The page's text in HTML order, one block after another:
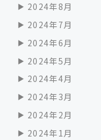
2024年8月
2024年7月
2024年6月
2024年5月
2024年4月
2024年3月
2024年2月
2024年1月